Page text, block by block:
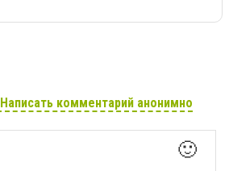
Написать комментарий анонимно
🙂